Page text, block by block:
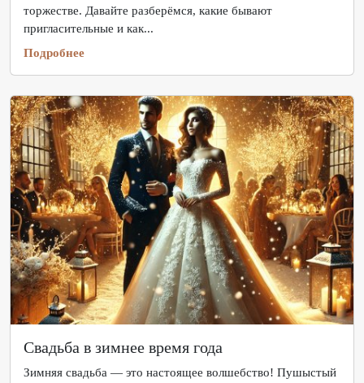
торжестве. Давайте разберёмся, какие бывают
пригласительные и как...
Подробнее
Свадьба в зимнее время года
Зимняя свадьба — это настоящее волшебство! Пушыстый